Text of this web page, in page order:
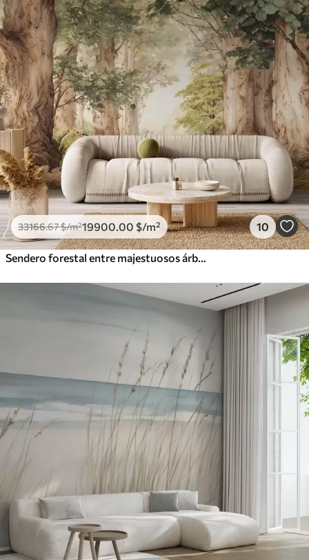
33166.67$/m²19900 .00 $/m² 10